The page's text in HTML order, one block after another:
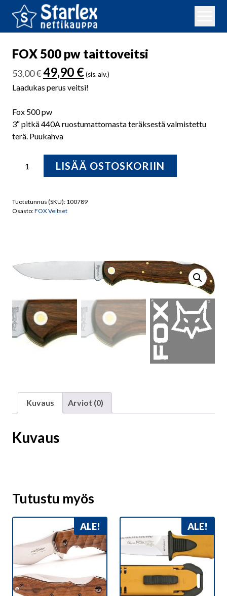
FOX 500 pw taittoveitsi
53,00€ Alkuperäinen
hinta
oli:
49,90 €Nykyinen
hinta
on:
(sis. alv.)
Laadukas perus veitsi!
Fox 500 pw
3″ pitkä 440A ruostumattomasta teräksestä valmistettu
terä. Puukahva
määrä
LISÄÄ OSTOSKORIIN
Tuotetunnus (SKU): 100789
Osasto:FOX Veitset
Kuvaus Arviot (0)
Kuvaus
Tutustu myös
ALE! ALE!